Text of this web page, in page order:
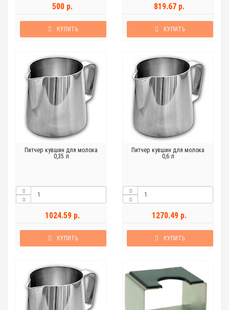
500 р.
КУПИТЬ
819.67 р.
КУПИТЬ
Питчер кувшин для молока
0,35 л
1024.59 р.
КУПИТЬ
Питчер кувшин для молока
0,6 л
1270.49 р.
КУПИТЬ